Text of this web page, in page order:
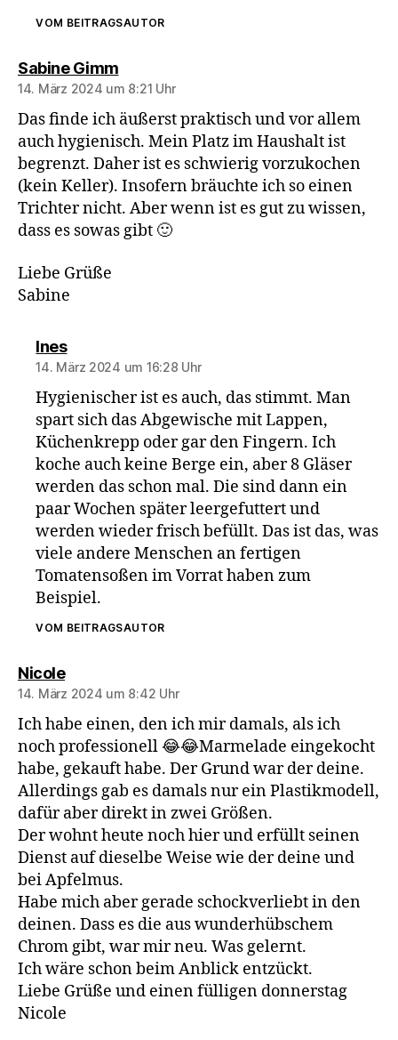
VOM BEITRAGSAUTOR
Sabine Gimmsagt:
14. März 2024 um 8:21 Uhr
Das finde ich äußerst praktisch und vor allem
auch hygienisch. Mein Platz im Haushalt ist
begrenzt. Daher ist es schwierig vorzukochen
(kein Keller). Insofern bräuchte ich so einen
Trichter nicht. Aber wenn ist es gut zu wissen,
dass es sowas gibt 🙂
Liebe Grüße
Sabine
Inessagt:
14. März 2024 um 16:28 Uhr
Hygienischer ist es auch, das stimmt. Man
spart sich das Abgewische mit Lappen,
Küchenkrepp oder gar den Fingern. Ich
koche auch keine Berge ein, aber 8 Gläser
werden das schon mal. Die sind dann ein
paar Wochen später leergefuttert und
werden wieder frisch befüllt. Das ist das, was
viele andere Menschen an fertigen
Tomatensoßen im Vorrat haben zum
Beispiel.
VOM BEITRAGSAUTOR
Nicolesagt:
14. März 2024 um 8:42 Uhr
Ich habe einen, den ich mir damals, als ich
noch professionell 😂😂Marmelade eingekocht
habe, gekauft habe. Der Grund war der deine.
Allerdings gab es damals nur ein Plastikmodell,
dafür aber direkt in zwei Größen.
Der wohnt heute noch hier und erfüllt seinen
Dienst auf dieselbe Weise wie der deine und
bei Apfelmus.
Habe mich aber gerade schockverliebt in den
deinen. Dass es die aus wunderhübschem
Chrom gibt, war mir neu. Was gelernt.
Ich wäre schon beim Anblick entzückt.
Liebe Grüße und einen fülligen donnerstag
Nicole